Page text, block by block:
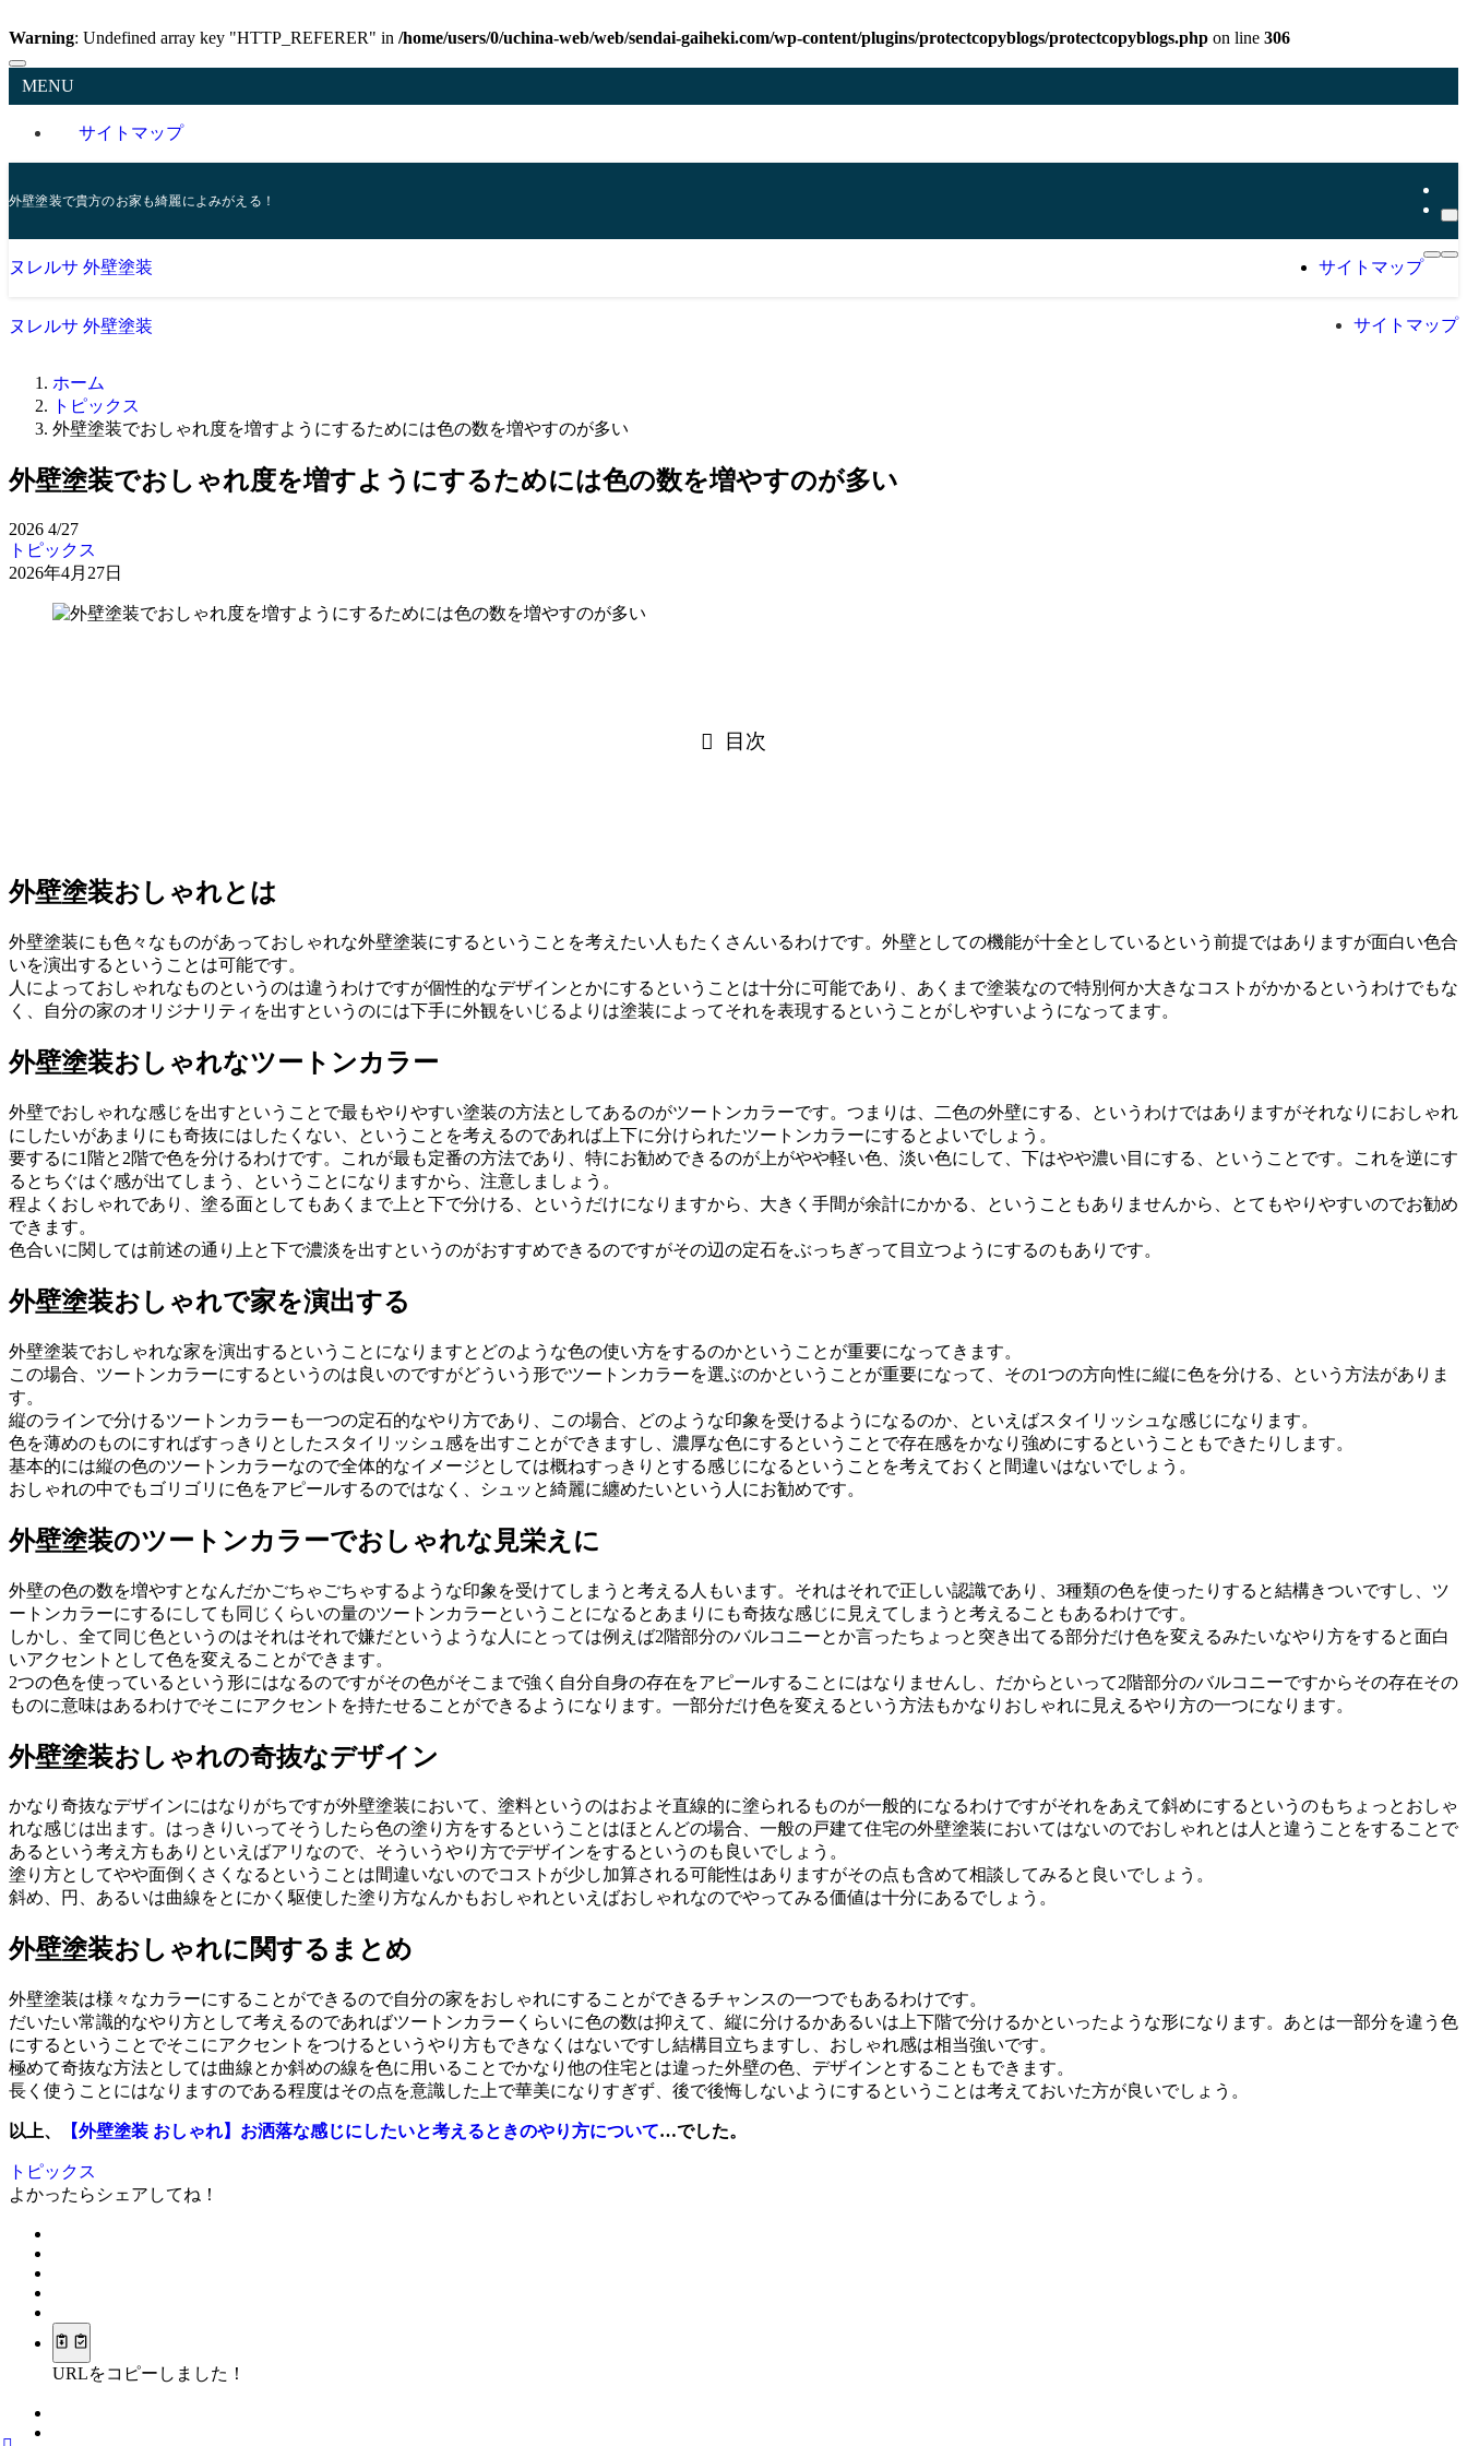
Warning: Undefined array key "HTTP_REFERER" in /home/users/0/uchina-web/web/sendai-gaiheki.com/wp-content/plugins/protectcopyblogs/protectcopyblogs.php on line 306
MENU
サイトマップ
外壁塗装で貴方のお家も綺麗によみがえる！
ヌレルサ 外壁塗装 サイトマップ
ヌレルサ 外壁塗装 サイトマップ
ホーム
トピックス
外壁塗装でおしゃれ度を増すようにするためには色の数を増やすのが多い
外壁塗装でおしゃれ度を増すようにするためには色の数を増やすのが多い
2026 4/27
トピックス
2026年4月27日
目次
外壁塗装おしゃれとは
外壁塗装にも色々なものがあっておしゃれな外壁塗装にするということを考えたい人もたくさんいるわけです。外壁としての機能が十全としているという前提ではありますが面白い色合
いを演出するということは可能です。
人によっておしゃれなものというのは違うわけですが個性的なデザインとかにするということは十分に可能であり、あくまで塗装なので特別何か大きなコストがかかるというわけでもな
く、自分の家のオリジナリティを出すというのには下手に外観をいじるよりは塗装によってそれを表現するということがしやすいようになってます。
外壁塗装おしゃれなツートンカラー
外壁でおしゃれな感じを出すということで最もやりやすい塗装の方法としてあるのがツートンカラーです。つまりは、二色の外壁にする、というわけではありますがそれなりにおしゃれ
にしたいがあまりにも奇抜にはしたくない、ということを考えるのであれば上下に分けられたツートンカラーにするとよいでしょう。
要するに1階と2階で色を分けるわけです。これが最も定番の方法であり、特にお勧めできるのが上がやや軽い色、淡い色にして、下はやや濃い目にする、ということです。これを逆にす
るとちぐはぐ感が出てしまう、ということになりますから、注意しましょう。
程よくおしゃれであり、塗る面としてもあくまで上と下で分ける、というだけになりますから、大きく手間が余計にかかる、ということもありませんから、とてもやりやすいのでお勧め
できます。
色合いに関しては前述の通り上と下で濃淡を出すというのがおすすめできるのですがその辺の定石をぶっちぎって目立つようにするのもありです。
外壁塗装おしゃれで家を演出する
外壁塗装でおしゃれな家を演出するということになりますとどのような色の使い方をするのかということが重要になってきます。
この場合、ツートンカラーにするというのは良いのですがどういう形でツートンカラーを選ぶのかということが重要になって、その1つの方向性に縦に色を分ける、という方法がありま
す。
縦のラインで分けるツートンカラーも一つの定石的なやり方であり、この場合、どのような印象を受けるようになるのか、といえばスタイリッシュな感じになります。
色を薄めのものにすればすっきりとしたスタイリッシュ感を出すことができますし、濃厚な色にするということで存在感をかなり強めにするということもできたりします。
基本的には縦の色のツートンカラーなので全体的なイメージとしては概ねすっきりとする感じになるということを考えておくと間違いはないでしょう。
おしゃれの中でもゴリゴリに色をアピールするのではなく、シュッと綺麗に纏めたいという人にお勧めです。
外壁塗装のツートンカラーでおしゃれな見栄えに
外壁の色の数を増やすとなんだかごちゃごちゃするような印象を受けてしまうと考える人もいます。それはそれで正しい認識であり、3種類の色を使ったりすると結構きついですし、ツ
ートンカラーにするにしても同じくらいの量のツートンカラーということになるとあまりにも奇抜な感じに見えてしまうと考えることもあるわけです。
しかし、全て同じ色というのはそれはそれで嫌だというような人にとっては例えば2階部分のバルコニーとか言ったちょっと突き出てる部分だけ色を変えるみたいなやり方をすると面白
いアクセントとして色を変えることができます。
2つの色を使っているという形にはなるのですがその色がそこまで強く自分自身の存在をアピールすることにはなりませんし、だからといって2階部分のバルコニーですからその存在その
ものに意味はあるわけでそこにアクセントを持たせることができるようになります。一部分だけ色を変えるという方法もかなりおしゃれに見えるやり方の一つになります。
外壁塗装おしゃれの奇抜なデザイン
かなり奇抜なデザインにはなりがちですが外壁塗装において、塗料というのはおよそ直線的に塗られるものが一般的になるわけですがそれをあえて斜めにするというのもちょっとおしゃ
れな感じは出ます。はっきりいってそうしたら色の塗り方をするということはほとんどの場合、一般の戸建て住宅の外壁塗装においてはないのでおしゃれとは人と違うことをすることで
あるという考え方もありといえばアリなので、そういうやり方でデザインをするというのも良いでしょう。
塗り方としてやや面倒くさくなるということは間違いないのでコストが少し加算される可能性はありますがその点も含めて相談してみると良いでしょう。
斜め、円、あるいは曲線をとにかく駆使した塗り方なんかもおしゃれといえばおしゃれなのでやってみる価値は十分にあるでしょう。
外壁塗装おしゃれに関するまとめ
外壁塗装は様々なカラーにすることができるので自分の家をおしゃれにすることができるチャンスの一つでもあるわけです。
だいたい常識的なやり方として考えるのであればツートンカラーくらいに色の数は抑えて、縦に分けるかあるいは上下階で分けるかといったような形になります。あとは一部分を違う色
にするということでそこにアクセントをつけるというやり方もできなくはないですし結構目立ちますし、おしゃれ感は相当強いです。
極めて奇抜な方法としては曲線とか斜めの線を色に用いることでかなり他の住宅とは違った外壁の色、デザインとすることもできます。
長く使うことにはなりますのである程度はその点を意識した上で華美になりすぎず、後で後悔しないようにするということは考えておいた方が良いでしょう。
以上、 【外壁塗装 おしゃれ】お洒落な感じにしたいと考えるときのやり方について…でした。
トピックス
よかったらシェアしてね！
URLをコピーしました！